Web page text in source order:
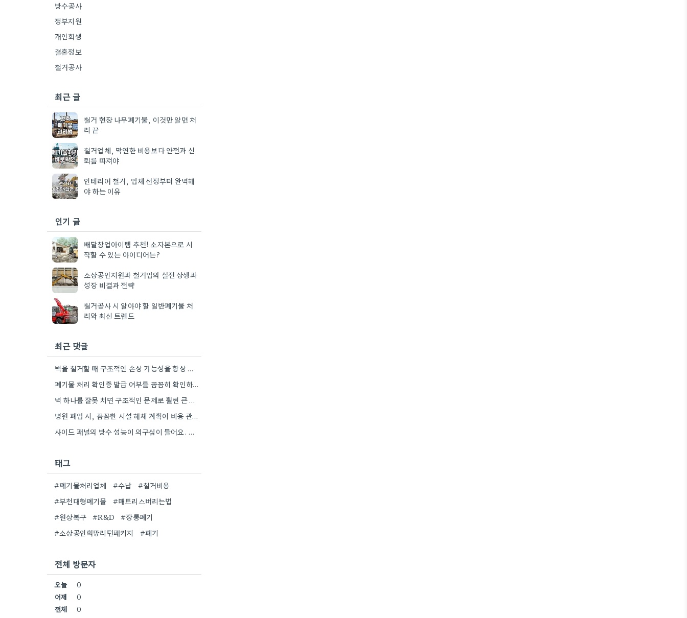
방수공사
정부지원
개인회생
결혼정보
철거공사
최근 글
철거 현장 나무폐기물, 이것만 알면 처
리 끝
철거업체, 막연한 비용보다 안전과 신
뢰를 따져야
인테리어 철거, 업체 선정부터 완벽해
야 하는 이유
인기 글
배달창업아이템 추천! 소자본으로 시
작할 수 있는 아이디어는?
소상공인지원과 철거업의 실전 상생과
성장 비결과 전략
철거공사 시 알아야 할 일반폐기물 처
리와 최신 트렌드
최근 댓글
벽을 철거할 때 구조적인 손상 가능성을 항상 염두에 두는 게 중요하네요. 특히 오래된 건물의 경우…
폐기물 처리 확인증 발급 여부를 꼼꼼히 확인하는 게 중요하네요. 특히 건설 폐기물의 처리량이 예상보다 훨씬…
벽 하나를 잘못 치면 구조적인 문제로 훨씬 큰 비용이 나올 수 있다는 점이 와닿네요. 꼼꼼히…
병원 폐업 시, 꼼꼼한 시설 해체 계획이 비용 관리만큼 중요할 것 같아요.
사이드 패널의 방수 성능이 의구심이 들어요. 관련 자료를 찾아봐야겠네요.
태그
#폐기물처리업체 #수납
#철거비용
#부천대형폐기물
#매트리스버리는법
#원상복구
#R&D
#장롱폐기
#소상공인희망리턴패키지
#폐기
전체 방문자
오늘
0
어제
0
전체
0